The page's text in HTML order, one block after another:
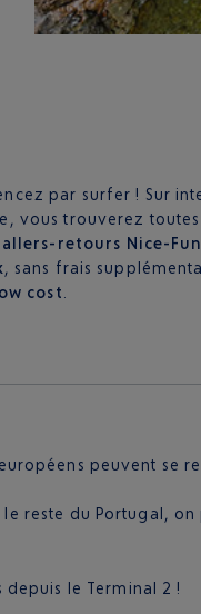
par surfer ! Sur
vous trouverez
retours Nice-
, sans frais
cost
peuvent se
reste du Portugal, on
depuis le Terminal 2 !